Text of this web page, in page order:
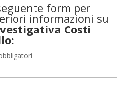
form per
informazioni su
Costi